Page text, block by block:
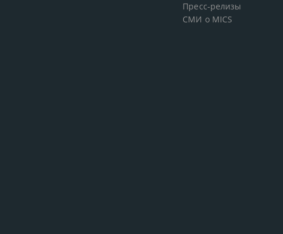
Пресс-релизы
СМИ о MICS